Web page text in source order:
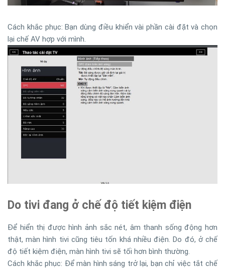
Cách khắc phục: Bạn dùng điều khiển vài phần cài đặt và chọn
lại chế AV hợp với mình.
Do tivi đang ở chế độ tiết kiệm điện
Để hiển thị được hình ảnh sắc nét, âm thanh sống động hơn
thật, màn hình tivi cũng tiêu tốn khá nhiều điện. Do đó, ở chế
độ tiết kiệm điện, màn hình tivi sẽ tối hơn bình thường.
Cách khắc phục: Để màn hình sáng trở lại, bạn chỉ việc tắt chế